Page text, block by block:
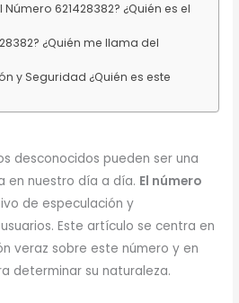
Número 621428382? ¿Quién es el
¿Quién me llama del
y Seguridad ¿Quién es este
desconocidos pueden ser una
en nuestro día a día. El número
de especulación y
Este artículo se centra en
veraz sobre este número y en
determinar su naturaleza.